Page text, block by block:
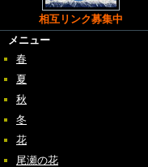
相互リンク募集中
メニュー
春
夏
秋
冬
花
尾瀬の花